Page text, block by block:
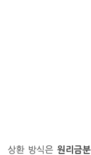
상환 방식은 원리금